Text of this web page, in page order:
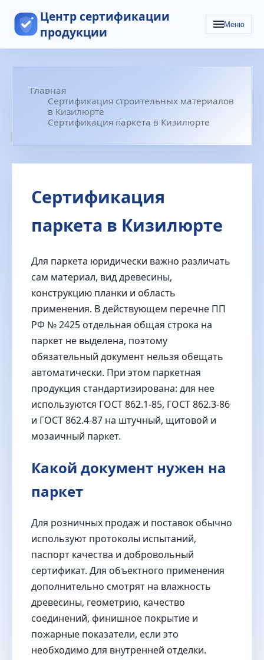
Центр сертификации
продукции
Меню
Главная
Сертификация строительных материалов
в Кизилюрте
Сертификация паркета в Кизилюрте
Сертификация
паркета в Кизилюрте
Для паркета юридически важно различать
сам материал, вид древесины,
конструкцию планки и область
применения. В действующем перечне ПП
РФ № 2425 отдельная общая строка на
паркет не выделена, поэтому
обязательный документ нельзя обещать
автоматически. При этом паркетная
продукция стандартизирована: для нее
используются ГОСТ 862.1-85, ГОСТ 862.3-86
и ГОСТ 862.4-87 на штучный, щитовой и
мозаичный паркет.
Какой документ нужен на
паркет
Для розничных продаж и поставок обычно
используют протоколы испытаний,
паспорт качества и добровольный
сертификат. Для объектного применения
дополнительно смотрят на влажность
древесины, геометрию, качество
соединений, финишное покрытие и
пожарные показатели, если это
необходимо для внутренней отделки.